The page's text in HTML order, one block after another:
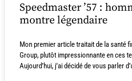
Speedmaster ’57 :
montre légendaire
Mon premier article traitait de la santé
Group, plutôt impressionnante en ces
Aujourd’hui, j’ai décidé de vous parler